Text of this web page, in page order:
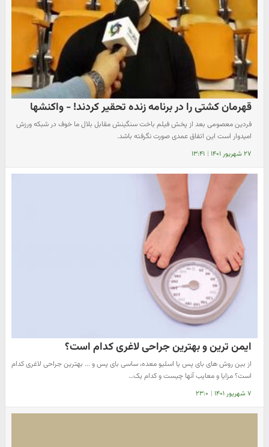
قهرمان کشتی را در برنامه زنده تحقیر کردند! - واکنشها
فردین معصومی بعد از پخش فیلم باخت سنگینش مقابل بلال ما خوف در شبکه ورزش
امیدوار است این اتفاق عمدی صورت نگرفته باشد.
۲۷ شهریور ۱۴۰۱ | ۱۳:۴۱
ایمن ترین و بهترین جراحی لاغری کدام است؟
از بین روش های بای پس یا اسلیو معده، ساسی بای پس و ... بهترین جراحی لاغری کدام
است؟ مزایا و معایب آنها چیست و کدام یک…
۷ شهریور ۱۴۰۱ | ۲۳:۰